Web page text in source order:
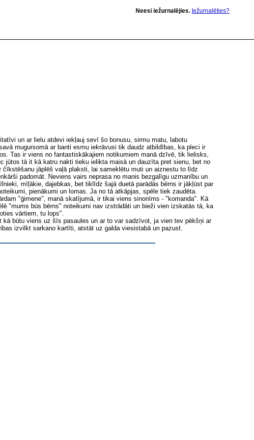
un ar lielu atdevi iekļauj sevī šo bonusu, sirmu matu, labotu
mugursomā ar banti esmu iekrāvusi tik daudz atbildības, ka pleci ir
Tas ir viens no fantastiskākajiem notikumiem manā dzīvē, tik lielisks,
jūtos tā it kā katru nakti tieku ielikta maisā un dauzīta pret sienu, bet no
jāplēš vaļā plaksti, lai sameklētu muti un aiznestu to līdz
padomāt. Neviens vairs neprasa no manis bezgalīgu uzmanību un
mīļākie, dajebkas, bet tiklīdz šajā duetā parādās bērns ir jākļūst par
pienākumi un lomas. Ja no tā atkāpjas, spēle tiek zaudēta.
"ģimene", manā skatījumā, ir tikai viens sinonīms - "komanda". Kā
"mums būs bērns" noteikumi nav izstrādāti un bieži vien izskatās tā, ka
vārtiem, tu lops".
būtu viens uz šīs pasaules un ar to var sadzīvot, ja vien tev pēkšņi ar
izvilkt sarkano kartīti, atstāt uz galda viesistabā un pazust.
Neesi iežurnalējies. Iežurnalēties?